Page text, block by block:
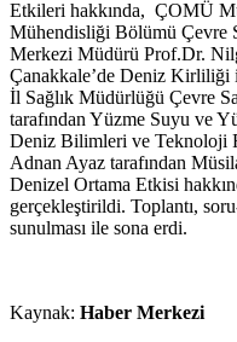
Etkileri hakkında, ÇOMÜ
Mühendisliği Bölümü Çevre
Merkezi Müdürü Prof.Dr.
Çanakkale’de Deniz Kirliliği
İl Sağlık Müdürlüğü Çevre
tarafından Yüzme Suyu ve
Deniz Bilimleri ve Teknoloji
Adnan Ayaz tarafından
Denizel Ortama Etkisi
gerçekleştirildi. Toplantı,
sunulması ile sona erdi.
Kaynak: Haber Merkezi